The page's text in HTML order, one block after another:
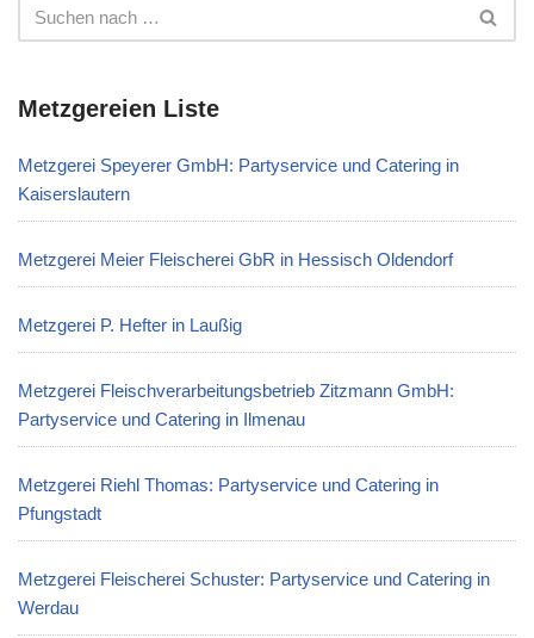
Metzgereien Liste
Metzgerei Speyerer GmbH: Partyservice und Catering in
Kaiserslautern
Metzgerei Meier Fleischerei GbR in Hessisch Oldendorf
Metzgerei P. Hefter in Laußig
Metzgerei Fleischverarbeitungsbetrieb Zitzmann GmbH:
Partyservice und Catering in Ilmenau
Metzgerei Riehl Thomas: Partyservice und Catering in
Pfungstadt
Metzgerei Fleischerei Schuster: Partyservice und Catering in
Werdau